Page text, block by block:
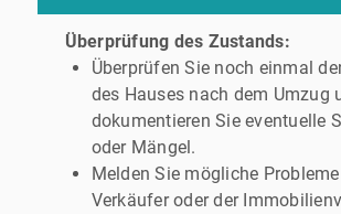
Überprüfung des Zustands:
Überprüfen Sie noch einmal
des Hauses nach dem Umzug
dokumentieren Sie eventuelle
oder Mängel.
Melden Sie mögliche
Verkäufer oder der